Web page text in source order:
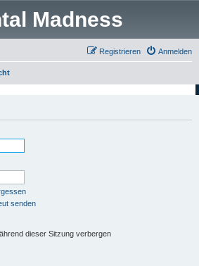
Madness
Anmelden
Registrieren
senden
dieser Sitzung verbergen